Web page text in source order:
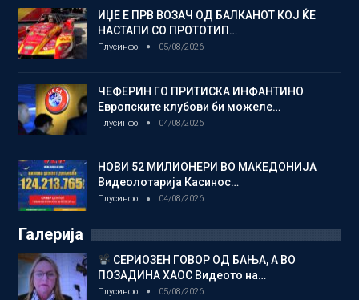
ИЏЕ Е ПРВ ВОЗАЧ ОД БАЛКАНОТ КОЈ ЌЕ
НАСТАПИ СО ПРОТОТИП…
Плусинфо 05/08/2026
ЧЕФЕРИН ГО ПРИТИСКА ИНФАНТИНО
Европските клубови би можеле…
Плусинфо 04/08/2026
НОВИ 52 МИЛИОНЕРИ ВО МАКЕДОНИЈА
Видеолотарија Касинос…
Плусинфо 04/08/2026
Галерија
СЕРИОЗЕН ГОВОР ОД БАЊА, А ВО
ПОЗАДИНА ХАОС Видеото на…
Плусинфо 05/08/2026